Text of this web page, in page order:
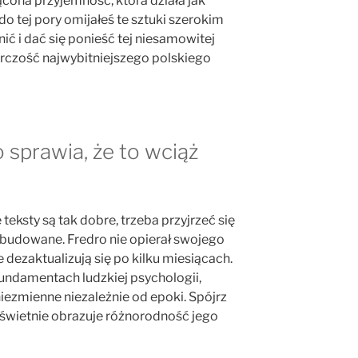
tej pory omijałeś te sztuki szerokim
i dać się ponieść tej niesamowitej
najwybitniejszego polskiego
sprawia, że to wciąż
są tak dobre, trzeba przyjrzeć się
Fredro nie opierał swojego
się po kilku miesiącach.
ludzkiej psychologii,
niezależnie od epoki. Spójrz
obrazuje różnorodność jego